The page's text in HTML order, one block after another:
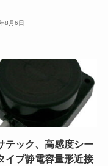
8月6日
テック、高感度シー
イプ静電容量形近接